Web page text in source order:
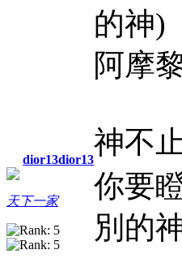
dior13dior13
天下一家
的神)
阿摩
神不
你要
別的